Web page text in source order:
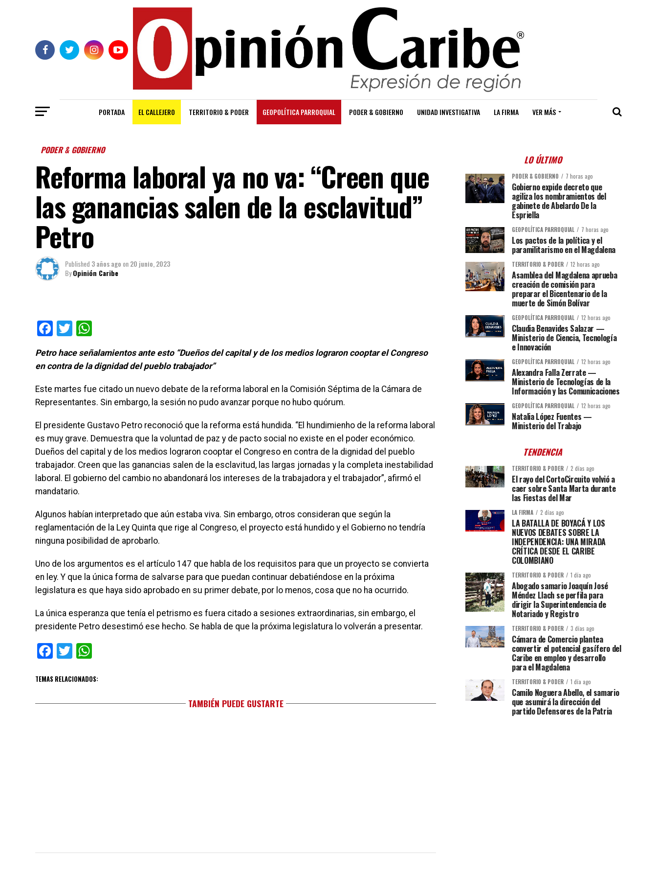
PORTADA EL CALLEJERO TERRITORIO & PODER GEOPOLÍTICA PARROQUIAL PODER & GOBIERNO UNIDAD INVESTIGATIVA LA FIRMA VER MÁS
PODER & GOBIERNO
Reforma laboral ya no va: “Creen que
las ganancias salen de la esclavitud”
Petro
Published 3 años ago on20 junio, 2023
ByOpinión Caribe
Facebook
Twitter
Petro hace señalamientos ante esto “Dueños del capital y de los medios lograron cooptar el Congreso
en contra de la dignidad del pueblo trabajador”
Este martes fue citado un nuevo debate de la reforma laboral en la Comisión Séptima de la Cámara de
Representantes. Sin embargo, la sesión no pudo avanzar porque no hubo quórum.
El presidente Gustavo Petro reconoció que la reforma está hundida. “El hundimienho de la reforma laboral
es muy grave. Demuestra que la voluntad de paz y de pacto social no existe en el poder económico.
Dueños del capital y de los medios lograron cooptar el Congreso en contra de la dignidad del pueblo
trabajador. Creen que las ganancias salen de la esclavitud, las largas jornadas y la completa inestabilidad
laboral. El gobierno del cambio no abandonará los intereses de la trabajadora y el trabajador”, afirmó el
mandatario.
Algunos habían interpretado que aún estaba viva. Sin embargo, otros consideran que según la
reglamentación de la Ley Quinta que rige al Congreso, el proyecto está hundido y el Gobierno no tendría
ninguna posibilidad de aprobarlo.
Uno de los argumentos es el artículo 147 que habla de los requisitos para que un proyecto se convierta
en ley. Y que la única forma de salvarse para que puedan continuar debatiéndose en la próxima
legislatura es que haya sido aprobado en su primer debate, por lo menos, cosa que no ha ocurrido.
La única esperanza que tenía el petrismo es fuera citado a sesiones extraordinarias, sin embargo, el
presidente Petro desestimó ese hecho. Se habla de que la próxima legislatura lo volverán a presentar.
Facebook
Twitter
TEMAS RELACIONADOS:
TAMBIÉN PUEDE GUSTARTE
LO ÚLTIMO
PODER & GOBIERNO 7 horas ago
Gobierno expide decreto que
agiliza los nombramientos del
gabinete de Abelardo De la
Espriella
GEOPOLÍTICA PARROQUIAL 7 horas ago
Los pactos de la política y el
paramilitarismo en el Magdalena
TERRITORIO & PODER 12 horas ago
Asamblea del Magdalena aprueba
creación de comisión para
preparar el Bicentenario de la
muerte de Simón Bolívar
GEOPOLÍTICA PARROQUIAL 12 horas ago
Claudia Benavides Salazar —
Ministerio de Ciencia, Tecnología
e Innovación
GEOPOLÍTICA PARROQUIAL 12 horas ago
Alexandra Falla Zerrate —
Ministerio de Tecnologías de la
Información y las Comunicaciones
GEOPOLÍTICA PARROQUIAL 12 horas ago
Natalia López Fuentes —
Ministerio del Trabajo
TENDENCIA
TERRITORIO & PODER 2 días ago
El rayo del CortoCircuito volvió a
caer sobre Santa Marta durante
las Fiestas del Mar
LA FIRMA 2 días ago
LA BATALLA DE BOYACÁ Y LOS
NUEVOS DEBATES SOBRE LA
INDEPENDENCIA: UNA MIRADA
CRÍTICA DESDE EL CARIBE
COLOMBIANO
TERRITORIO & PODER 1 día ago
Abogado samario Joaquín José
Méndez Llach se perfila para
dirigir la Superintendencia de
Notariado y Registro
TERRITORIO & PODER 3 días ago
Cámara de Comercio plantea
convertir el potencial gasífero del
Caribe en empleo y desarrollo
para el Magdalena
TERRITORIO & PODER 1 día ago
Camilo Noguera Abello, el samario
que asumirá la dirección del
partido Defensores de la Patria